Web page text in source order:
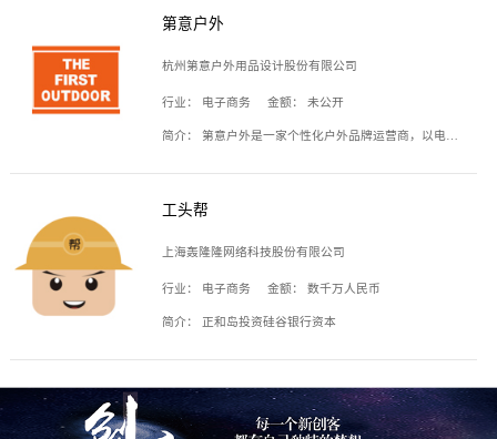
第意户外
杭州第意户外用品设计股份有限公司
行业： 电子商务 金额： 未公开
简介： 第意户外是一家个性化户外品牌运营商，以电子商务为主要载体，主要从事户外产品的设计、生产、销售业务，产品包含冲锋衣、户外鞋、户外背包等。
工头帮
上海轰隆隆网络科技股份有限公司
行业： 电子商务 金额： 数千万人民币
简介： 正和岛投资硅谷银行资本